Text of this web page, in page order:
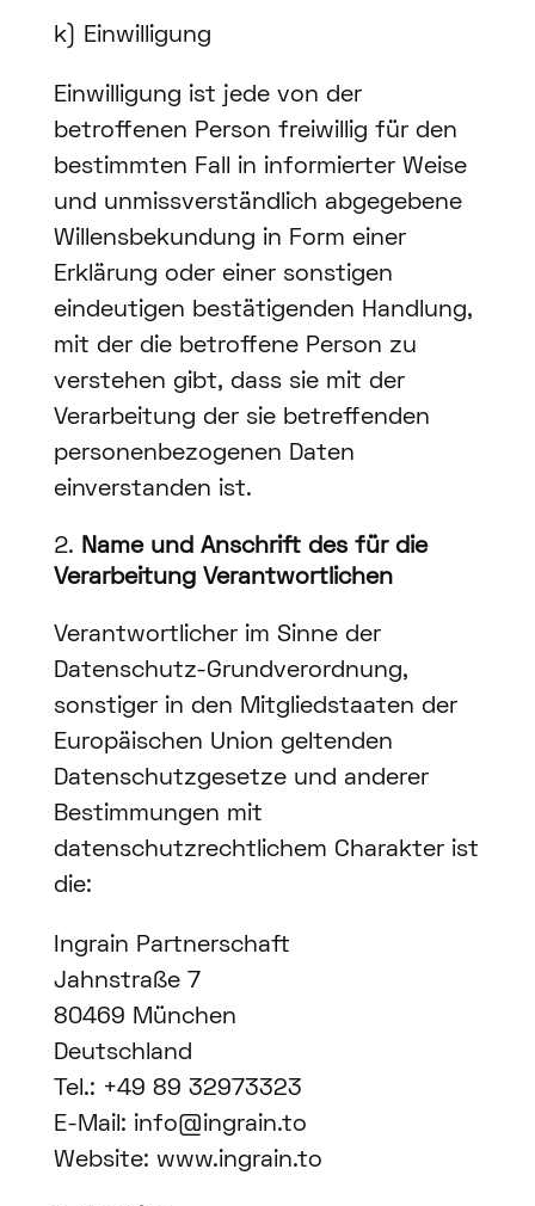
k) Einwilligung
Einwilligung ist jede von der
betroffenen Person freiwillig für den
bestimmten Fall in informierter Weise
und unmissverständlich abgegebene
Willensbekundung in Form einer
Erklärung oder einer sonstigen
eindeutigen bestätigenden Handlung,
mit der die betroffene Person zu
verstehen gibt, dass sie mit der
Verarbeitung der sie betreffenden
personenbezogenen Daten
einverstanden ist.
Name und Anschrift des für die
Verarbeitung Verantwortlichen
Verantwortlicher im Sinne der
Datenschutz-Grundverordnung,
sonstiger in den Mitgliedstaaten der
Europäischen Union geltenden
Datenschutzgesetze und anderer
Bestimmungen mit
datenschutzrechtlichem Charakter ist
die:
Ingrain Partnerschaft
Jahnstraße 7
80469 München
Deutschland
Tel.: +49 89 32973323
E-Mail: info@ingrain.to
Website: www.ingrain.to